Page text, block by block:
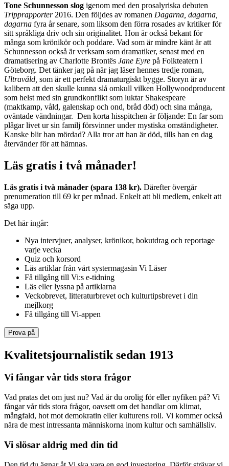
Tone Schunnesson slog igenom med den prosalyriska debuten
Tripprapporter2016. Den följdes av romanen Dagarna, dagarna,
dagarna fyra år senare, som liksom den förra rosades av kritiker för
sitt språkliga driv och sin originalitet. Hon är också bekant för
många som krönikör och poddare. Vad som är mindre känt är att
Schunnesson också är verksam som dramatiker, senast med en
dramatisering av Charlotte Brontës Jane Eyre på Folkteatern i
Göteborg. Det tänker jag på när jag läser hennes tredje roman,
Ultravåld, som är ett perfekt dramaturgiskt bygge. Storyn är av
kalibern att den skulle kunna slå omkull vilken Hollywoodproducent
som helst med sin grundkonflikt som luktar Shakespeare
(maktkamp, våld, galenskap och ond, bråd död) och sina många,
oväntade vändningar. Den korta hisspitchen är följande: En far som
plågar livet ur sin familj försvinner under mystiska omständigheter.
Kanske blir han mördad? Alla tror att han är död, tills han en dag
återvänder för att hämnas.
Läs gratis i två månader!
Läs gratis i två månader (spara 138 kr). Därefter övergår
prenumeration till 69 kr per månad. Enkelt att bli medlem, enkelt att
säga upp.
Det här ingår:
Nya intervjuer, analyser, krönikor, bokutdrag och reportage
varje vecka
Quiz och korsord
Läs artiklar från vårt systermagasin Vi Läser
Få tillgång till Vi:s e-tidning
Läs eller lyssna på artiklarna
Veckobrevet, litteraturbrevet och kulturtipsbrevet i din
mejlkorg
Få tillgång till Vi-appen
Prova på
Kvalitetsjournalistik sedan 1913
Vi fångar vår tids stora frågor
Vad pratas det om just nu? Vad är du orolig för eller nyfiken på? Vi
fångar vår tids stora frågor, oavsett om det handlar om klimat,
mångfald, hot mot demokratin eller kulturens roll. Vi kommer också
nära de mest intressanta människorna inom kultur och samhällsliv.
Vi slösar aldrig med din tid